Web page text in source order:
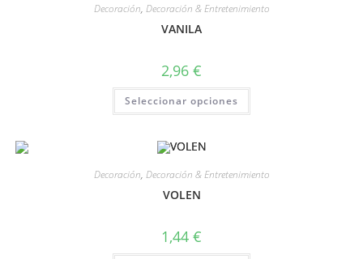
Decoración, Decoración & Entretenimiento
VANILA
2,96 €
Seleccionar opciones
Decoración, Decoración & Entretenimiento
VOLEN
1,44 €